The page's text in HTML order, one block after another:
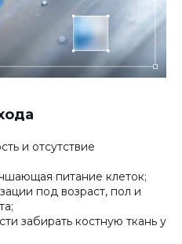
и отсутствие
питание клеток;
под возраст, пол и
забирать костную ткань у